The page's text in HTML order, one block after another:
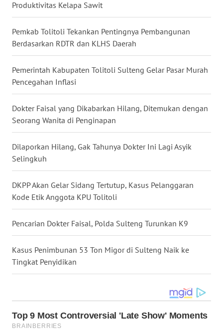
Produktivitas Kelapa Sawit
Pemkab Tolitoli Tekankan Pentingnya Pembangunan
Berdasarkan RDTR dan KLHS Daerah
Pemerintah Kabupaten Tolitoli Sulteng Gelar Pasar Murah
Pencegahan Inflasi
Dokter Faisal yang Dikabarkan Hilang, Ditemukan dengan
Seorang Wanita di Penginapan
Dilaporkan Hilang, Gak Tahunya Dokter Ini Lagi Asyik
Selingkuh
DKPP Akan Gelar Sidang Tertutup, Kasus Pelanggaran
Kode Etik Anggota KPU Tolitoli
Pencarian Dokter Faisal, Polda Sulteng Turunkan K9
Kasus Penimbunan 53 Ton Migor di Sulteng Naik ke
Tingkat Penyidikan
KALTARA
KALSEL
WN
KALTIM
WN
SULSEL
WN
GORONTALO
WN
MALUKU
WN
DAIRI